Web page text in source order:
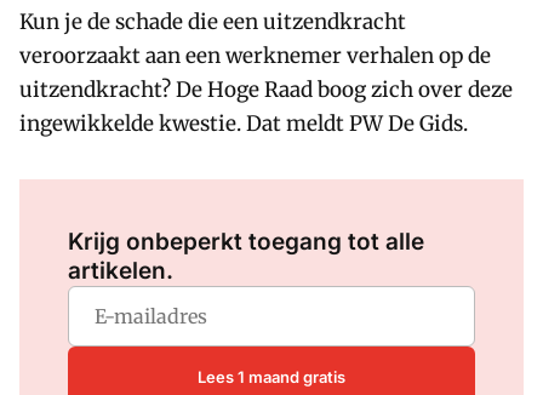
Kun je de schade die een uitzendkracht
veroorzaakt aan een werknemer verhalen op de
uitzendkracht? De Hoge Raad boog zich over deze
ingewikkelde kwestie. Dat meldt PW De Gids.
Krijg onbeperkt toegang tot alle
artikelen.
Lees 1 maand gratis